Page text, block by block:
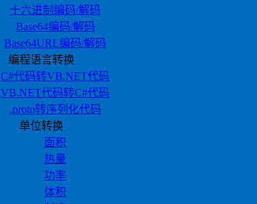
十六进制编码/解码
Base64编码/解码
Base64URL编码/解码
编程语言转换
C#代码转VB.NET代码
VB.NET代码转C#代码
.proto转序列化代码
单位转换
面积
热量
功率
体积